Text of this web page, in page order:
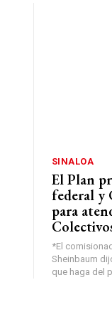
SINALOA
El Plan
federal y
para
*El
Sheinbaum
que haga del